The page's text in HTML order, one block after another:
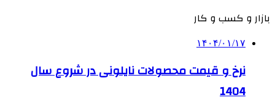
بازار و کسب و کار
۱۴۰۴/۰۱/۱۷
نرخ و قیمت محصولات نایلونی در شروع سال
1404